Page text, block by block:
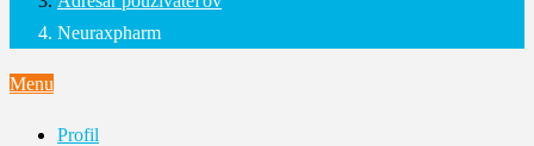
Neuraxpharm
Menu
Profil